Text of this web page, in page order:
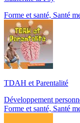
Forme et santé, Santé
TDAH et Parentalité
Développement
Forme et santé, Santé